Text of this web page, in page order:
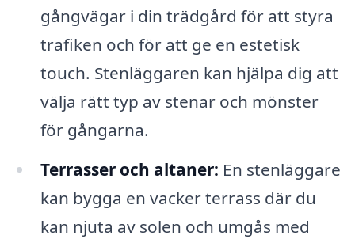
gångvägar i din trädgård för att styra
trafiken och för att ge en estetisk
touch. Stenläggaren kan hjälpa dig att
välja rätt typ av stenar och mönster
för gångarna.
Terrasser och altaner: En stenläggare
kan bygga en vacker terrass där du
kan njuta av solen och umgås med